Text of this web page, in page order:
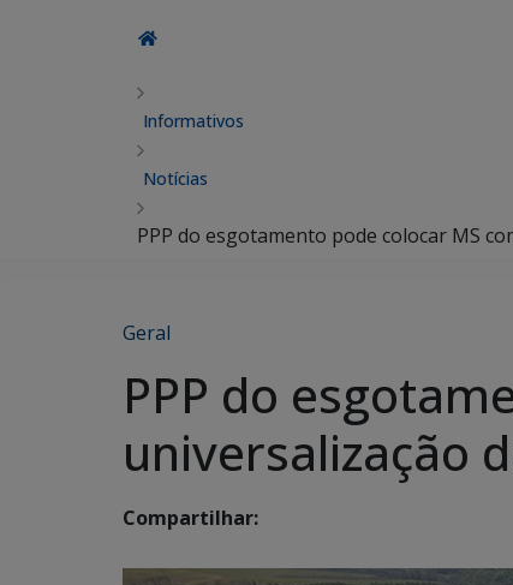
Informativos
Notícias
PPP do esgotamento pode colocar MS
Geral
PPP do
universalização
Compartilhar: